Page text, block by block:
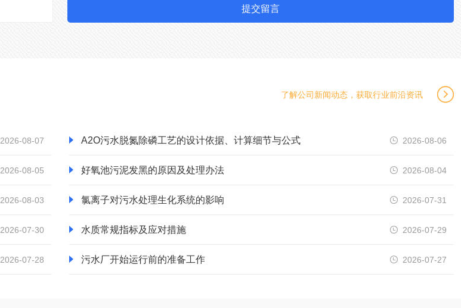
提交留言
了解公司新闻动态，获取行业前沿资讯 
2026-08-07 A2O污水脱氮除磷工艺的设计依据、计算细节与公式  2026-08-06
2026-08-05 好氧池污泥发黑的原因及处理办法  2026-08-04
2026-08-03 氯离子对污水处理生化系统的影响  2026-07-31
2026-07-30 水质常规指标及应对措施  2026-07-29
2026-07-28 污水厂开始运行前的准备工作  2026-07-27